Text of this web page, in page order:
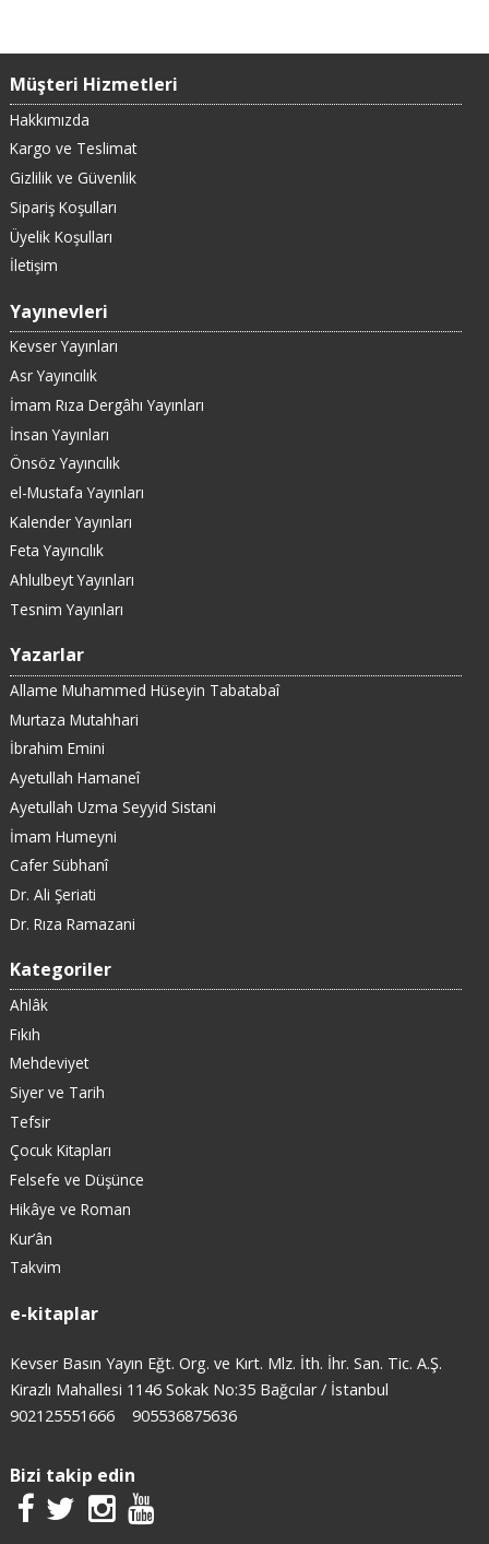
Müşteri Hizmetleri
Hakkımızda
Kargo ve Teslimat
Gizlilik ve Güvenlik
Sipariş Koşulları
Üyelik Koşulları
İletişim
Yayınevleri
Kevser Yayınları
Asr Yayıncılık
İmam Rıza Dergâhı Yayınları
İnsan Yayınları
Önsöz Yayıncılık
el-Mustafa Yayınları
Kalender Yayınları
Feta Yayıncılık
Ahlulbeyt Yayınları
Tesnim Yayınları
Yazarlar
Allame Muhammed Hüseyin Tabatabaî
Murtaza Mutahhari
İbrahim Emini
Ayetullah Hamaneî
Ayetullah Uzma Seyyid Sistani
İmam Humeyni
Cafer Sübhanî
Dr. Ali Şeriati
Dr. Rıza Ramazani
Kategoriler
Ahlâk
Fıkıh
Mehdeviyet
Siyer ve Tarih
Tefsir
Çocuk Kitapları
Felsefe ve Düşünce
Hikâye ve Roman
Kur’ân
Takvim
e-kitaplar
Kevser Basın Yayın Eğt. Org. ve Kırt. Mlz. İth. İhr. San. Tic. A.Ş.
Kirazlı Mahallesi 1146 Sokak No:35 Bağcılar / İstanbul
902125551666
905536875636
Bizi takip edin